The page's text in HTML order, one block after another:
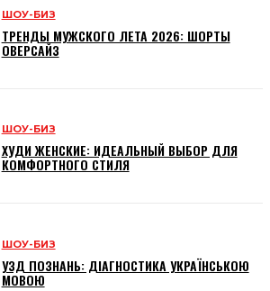
ШОУ-БИЗ
ТРЕНДЫ МУЖСКОГО ЛЕТА 2026: ШОРТЫ
ОВЕРСАЙЗ
ШОУ-БИЗ
ХУДИ ЖЕНСКИЕ: ИДЕАЛЬНЫЙ ВЫБОР ДЛЯ
КОМФОРТНОГО СТИЛЯ
ШОУ-БИЗ
УЗД ПОЗНАНЬ: ДІАГНОСТИКА УКРАЇНСЬКОЮ
МОВОЮ